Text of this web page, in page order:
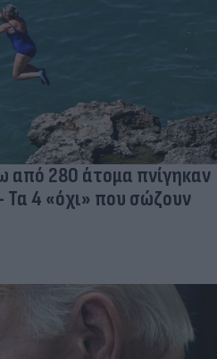
από 280 άτομα πνίγηκαν
4 «όχι» που σώζουν